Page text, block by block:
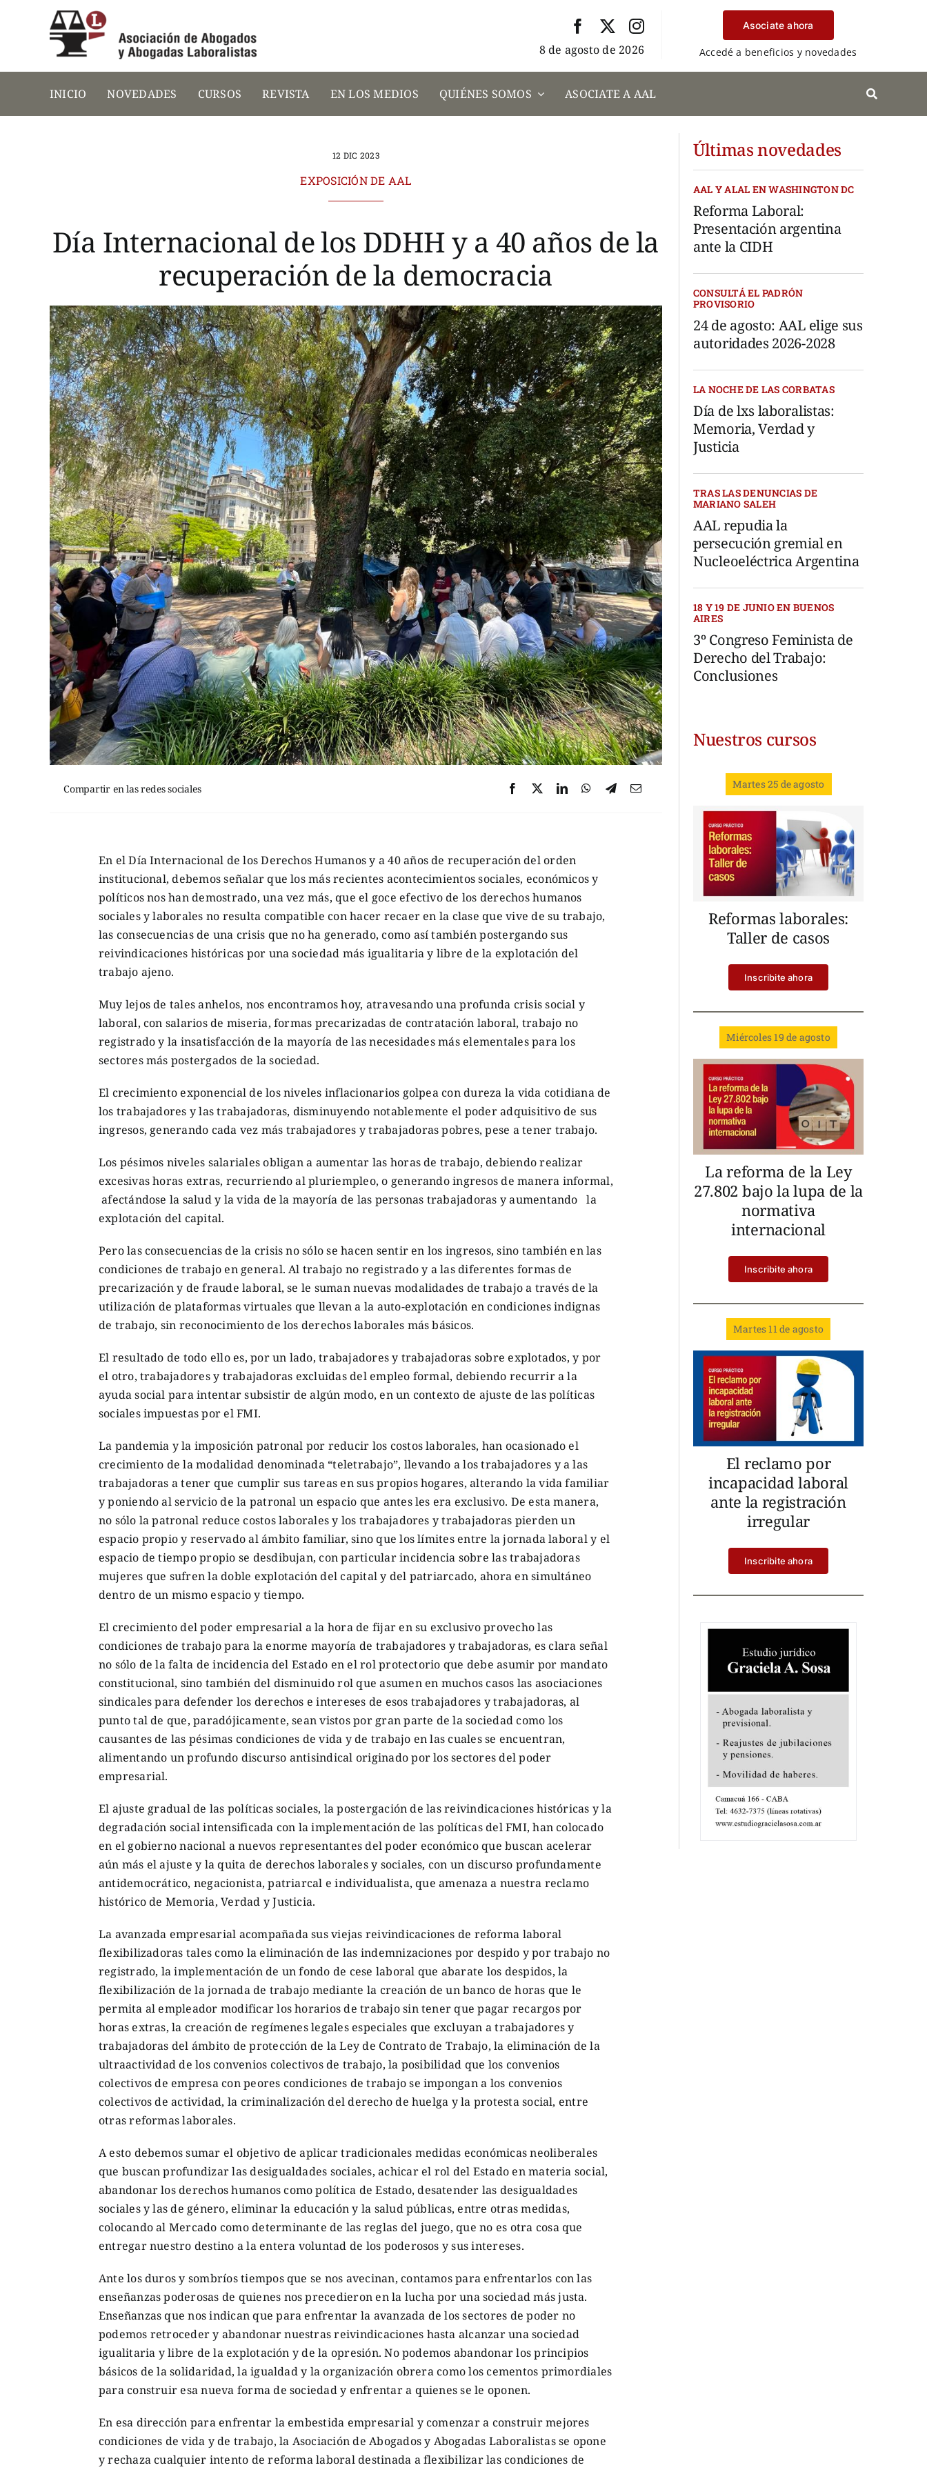
8 de agosto de 2026
Asociate ahora
Accedé a beneficios y novedades
INICIO NOVEDADES CURSOS REVISTA EN LOS MEDIOS QUIÉNES SOMOS ASOCIATE A AAL
12 DIC 2023
EXPOSICIÓN DE AAL
Día Internacional de los DDHH y a 40 años de la
recuperación de la democracia
Compartir en las redes sociales
En el Día Internacional de los Derechos Humanos y a 40 años de recuperación del orden
institucional, debemos señalar que los más recientes acontecimientos sociales, económicos y
políticos nos han demostrado, una vez más, que el goce efectivo de los derechos humanos
sociales y laborales no resulta compatible con hacer recaer en la clase que vive de su trabajo,
las consecuencias de una crisis que no ha generado, como así también postergando sus
reivindicaciones históricas por una sociedad más igualitaria y libre de la explotación del
trabajo ajeno.
Muy lejos de tales anhelos, nos encontramos hoy, atravesando una profunda crisis social y
laboral, con salarios de miseria, formas precarizadas de contratación laboral, trabajo no
registrado y la insatisfacción de la mayoría de las necesidades más elementales para los
sectores más postergados de la sociedad.
El crecimiento exponencial de los niveles inflacionarios golpea con dureza la vida cotidiana de
los trabajadores y las trabajadoras, disminuyendo notablemente el poder adquisitivo de sus
ingresos, generando cada vez más trabajadores y trabajadoras pobres, pese a tener trabajo.
Los pésimos niveles salariales obligan a aumentar las horas de trabajo, debiendo realizar
excesivas horas extras, recurriendo al pluriempleo, o generando ingresos de manera informal,
afectándose la salud y la vida de la mayoría de las personas trabajadoras y aumentando la
explotación del capital.
Pero las consecuencias de la crisis no sólo se hacen sentir en los ingresos, sino también en las
condiciones de trabajo en general. Al trabajo no registrado y a las diferentes formas de
precarización y de fraude laboral, se le suman nuevas modalidades de trabajo a través de la
utilización de plataformas virtuales que llevan a la auto-explotación en condiciones indignas
de trabajo, sin reconocimiento de los derechos laborales más básicos.
El resultado de todo ello es, por un lado, trabajadores y trabajadoras sobre explotados, y por
el otro, trabajadores y trabajadoras excluidas del empleo formal, debiendo recurrir a la
ayuda social para intentar subsistir de algún modo, en un contexto de ajuste de las políticas
sociales impuestas por el FMI.
La pandemia y la imposición patronal por reducir los costos laborales, han ocasionado el
crecimiento de la modalidad denominada “teletrabajo”, llevando a los trabajadores y a las
trabajadoras a tener que cumplir sus tareas en sus propios hogares, alterando la vida familiar
y poniendo al servicio de la patronal un espacio que antes les era exclusivo. De esta manera,
no sólo la patronal reduce costos laborales y los trabajadores y trabajadoras pierden un
espacio propio y reservado al ámbito familiar, sino que los límites entre la jornada laboral y el
espacio de tiempo propio se desdibujan, con particular incidencia sobre las trabajadoras
mujeres que sufren la doble explotación del capital y del patriarcado, ahora en simultáneo
dentro de un mismo espacio y tiempo.
El crecimiento del poder empresarial a la hora de fijar en su exclusivo provecho las
condiciones de trabajo para la enorme mayoría de trabajadores y trabajadoras, es clara señal
no sólo de la falta de incidencia del Estado en el rol protectorio que debe asumir por mandato
constitucional, sino también del disminuido rol que asumen en muchos casos las asociaciones
sindicales para defender los derechos e intereses de esos trabajadores y trabajadoras, al
punto tal de que, paradójicamente, sean vistos por gran parte de la sociedad como los
causantes de las pésimas condiciones de vida y de trabajo en las cuales se encuentran,
alimentando un profundo discurso antisindical originado por los sectores del poder
empresarial.
El ajuste gradual de las políticas sociales, la postergación de las reivindicaciones históricas y la
degradación social intensificada con la implementación de las políticas del FMI, han colocado
en el gobierno nacional a nuevos representantes del poder económico que buscan acelerar
aún más el ajuste y la quita de derechos laborales y sociales, con un discurso profundamente
antidemocrático, negacionista, patriarcal e individualista, que amenaza a nuestra reclamo
histórico de Memoria, Verdad y Justicia.
La avanzada empresarial acompañada sus viejas reivindicaciones de reforma laboral
flexibilizadoras tales como la eliminación de las indemnizaciones por despido y por trabajo no
registrado, la implementación de un fondo de cese laboral que abarate los despidos, la
flexibilización de la jornada de trabajo mediante la creación de un banco de horas que le
permita al empleador modificar los horarios de trabajo sin tener que pagar recargos por
horas extras, la creación de regímenes legales especiales que excluyan a trabajadores y
trabajadoras del ámbito de protección de la Ley de Contrato de Trabajo, la eliminación de la
ultraactividad de los convenios colectivos de trabajo, la posibilidad que los convenios
colectivos de empresa con peores condiciones de trabajo se impongan a los convenios
colectivos de actividad, la criminalización del derecho de huelga y la protesta social, entre
otras reformas laborales.
A esto debemos sumar el objetivo de aplicar tradicionales medidas económicas neoliberales
que buscan profundizar las desigualdades sociales, achicar el rol del Estado en materia social,
abandonar los derechos humanos como política de Estado, desatender las desigualdades
sociales y las de género, eliminar la educación y la salud públicas, entre otras medidas,
colocando al Mercado como determinante de las reglas del juego, que no es otra cosa que
entregar nuestro destino a la entera voluntad de los poderosos y sus intereses.
Ante los duros y sombríos tiempos que se nos avecinan, contamos para enfrentarlos con las
enseñanzas poderosas de quienes nos precedieron en la lucha por una sociedad más justa.
Enseñanzas que nos indican que para enfrentar la avanzada de los sectores de poder no
podemos retroceder y abandonar nuestras reivindicaciones hasta alcanzar una sociedad
igualitaria y libre de la explotación y de la opresión. No podemos abandonar los principios
básicos de la solidaridad, la igualdad y la organización obrera como los cementos primordiales
para construir esa nueva forma de sociedad y enfrentar a quienes se le oponen.
En esa dirección para enfrentar la embestida empresarial y comenzar a construir mejores
condiciones de vida y de trabajo, la Asociación de Abogados y Abogadas Laboralistas se opone
y rechaza cualquier intento de reforma laboral destinada a flexibilizar las condiciones de
Últimas novedades
AAL Y ALAL EN WASHINGTON DC
Reforma Laboral:
Presentación argentina
ante la CIDH
CONSULTÁ EL PADRÓN
PROVISORIO
24 de agosto: AAL elige sus
autoridades 2026-2028
LA NOCHE DE LAS CORBATAS
Día de lxs laboralistas:
Memoria, Verdad y
Justicia
TRAS LAS DENUNCIAS DE
MARIANO SALEH
AAL repudia la
persecución gremial en
Nucleoeléctrica Argentina
18 Y 19 DE JUNIO EN BUENOS
AIRES
3º Congreso Feminista de
Derecho del Trabajo:
Conclusiones
Nuestros cursos
Martes 25 de agosto
Reformas laborales:
Taller de casos
Inscribite ahora
Miércoles 19 de agosto
La reforma de la Ley
27.802 bajo la lupa de la
normativa
internacional
Inscribite ahora
Martes 11 de agosto
El reclamo por
incapacidad laboral
ante la registración
irregular
Inscribite ahora